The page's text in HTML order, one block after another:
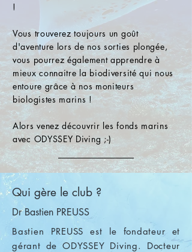
!
Vous trouverez toujours un goût
d'aventure lors de nos sorties plongée,
vous pourrez également apprendre à
mieux connaitre la biodiversité qui nous
entoure grâce à nos moniteurs
biologistes marins !
Alors venez découvrir les fonds marins
avec ODYSSEY Diving ;-)
Qui gère le club ?
Dr Bastien PREUSS
Bastien PREUSS est le fondateur et
gérant de ODYSSEY Diving. Docteur